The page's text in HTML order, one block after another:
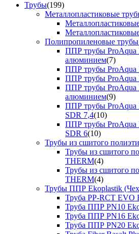
Трубы(199)
Металлопластиковые
Полипропиленовые трубы
ППР трубы ProAqua
алюминием(7)
ППР трубы ProAqua
ППР трубы ProAqua
ППР трубы ProAqua
алюминием(9)
ППР трубы ProAqua
SDR 7,4(10)
ППР трубы ProAqua
SDR 6(10)
Трубы из сшитого
Трубы из сшитого
THERM(4)
Трубы из сшитого
THERM(4)
Трубы ППР Ekoplastik
Труба PP-RCT EVO
Труба ППР PN10
Труба ППР PN16
Труба ППР PN20